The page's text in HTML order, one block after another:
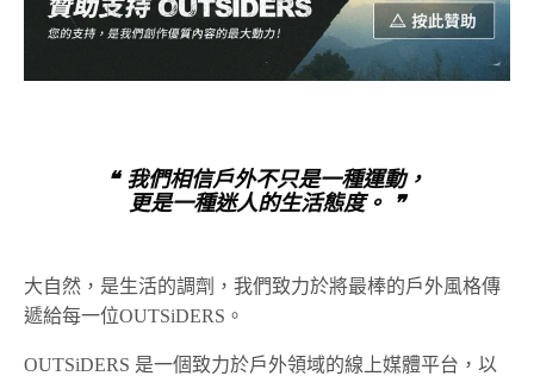
❝ 我們相信戶外不只是一種運動，
更是一種迷人的生活態度。 ❞
大自然，是生活的調劑，我們致力於將最棒的戶外風格傳
遞給每一位OUTSiDERS。
OUTSiDERS 是一個致力於戶外領域的線上媒體平台，以